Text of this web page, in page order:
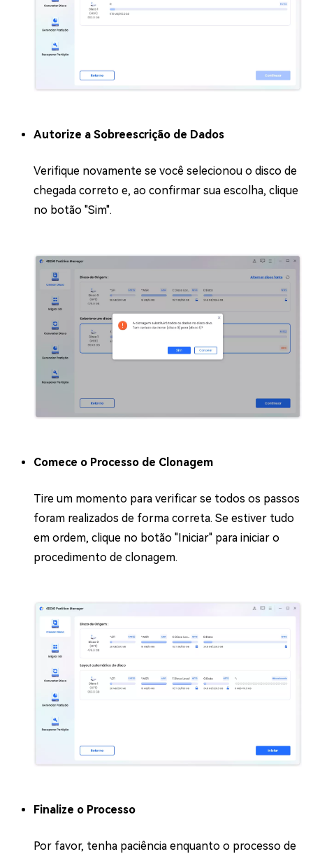
Autorize a Sobreescrição de Dados
Verifique novamente se você selecionou o disco de
chegada correto e, ao confirmar sua escolha, clique
no botão "Sim".
Comece o Processo de Clonagem
Tire um momento para verificar se todos os passos
foram realizados de forma correta. Se estiver tudo
em ordem, clique no botão "Iniciar" para iniciar o
procedimento de clonagem.
Finalize o Processo
Por favor, tenha paciência enquanto o processo de